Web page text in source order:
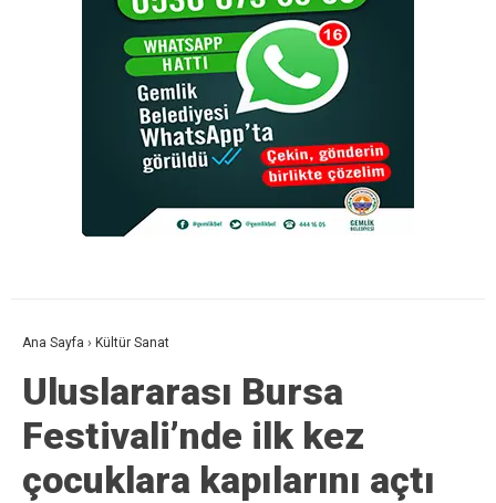
Ana Sayfa › Kültür Sanat
Uluslararası Bursa
Festivali’nde ilk kez
çocuklara kapılarını açtı